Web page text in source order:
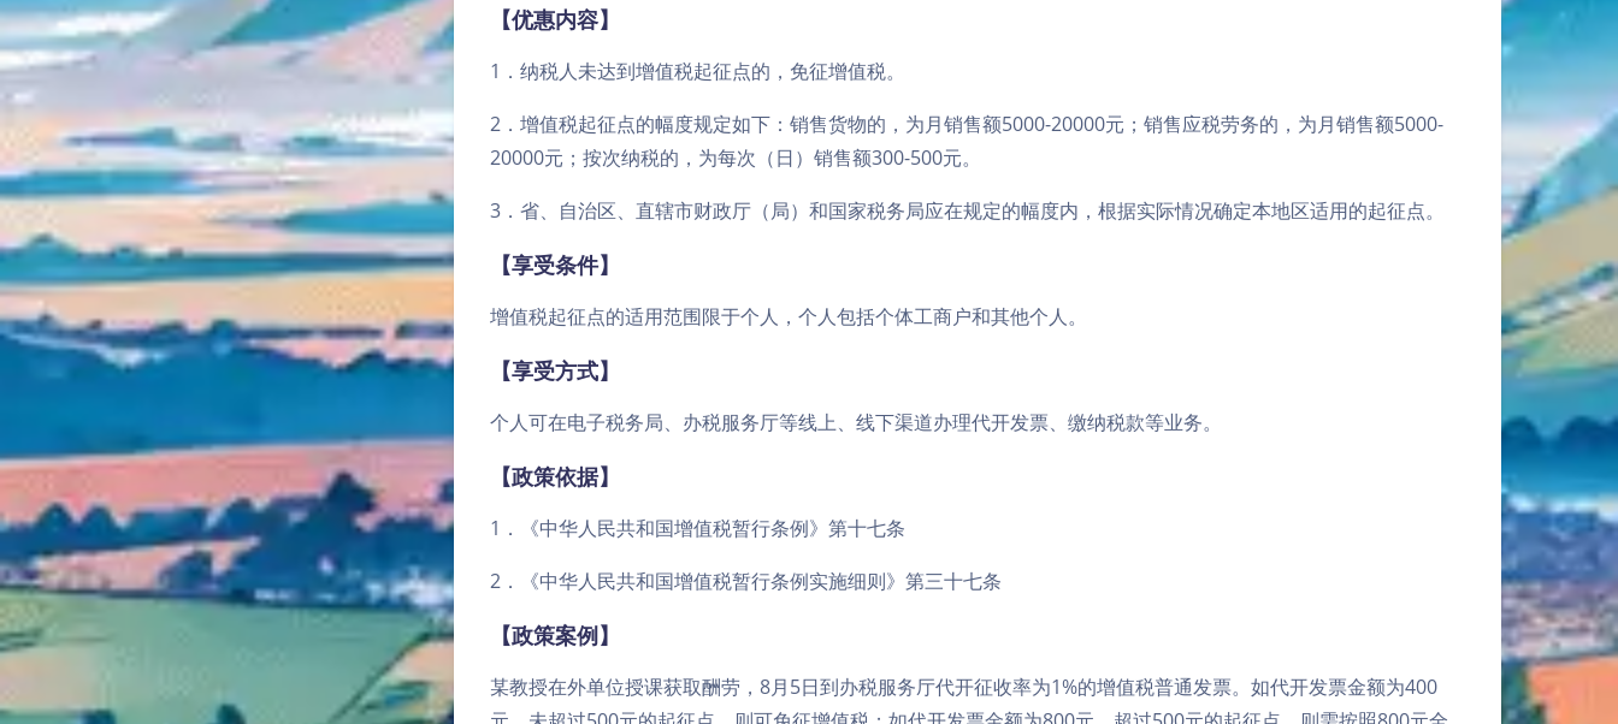
【优惠内容】
1．纳税人未达到增值税起征点的，免征增值税。
2．增值税起征点的幅度规定如下：销售货物的，为月销售额5000-20000元；销售应税劳务的，为月销售额5000-
20000元；按次纳税的，为每次（日）销售额300-500元。
3．省、自治区、直辖市财政厅（局）和国家税务局应在规定的幅度内，根据实际情况确定本地区适用的起征点。
【享受条件】
增值税起征点的适用范围限于个人，个人包括个体工商户和其他个人。
【享受方式】
个人可在电子税务局、办税服务厅等线上、线下渠道办理代开发票、缴纳税款等业务。
【政策依据】
1．《中华人民共和国增值税暂行条例》第十七条
2．《中华人民共和国增值税暂行条例实施细则》第三十七条
【政策案例】
某教授在外单位授课获取酬劳，8月5日到办税服务厅代开征收率为1%的增值税普通发票。如代开发票金额为400